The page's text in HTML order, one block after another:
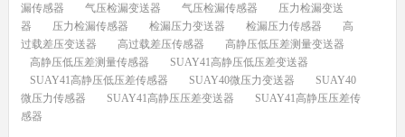
漏传感器
气压检漏变送器 气压检漏传感器
压力检漏变送
器
压力检漏传感器 检漏压力变送器 检漏压力传感器
高
过载差压变送器
高过载差压传感器
高静压低压差测量变送器
高静压低压差测量传感器
SUAY41高静压低压差变送器
SUAY41高静压低压差传感器
SUAY40微压力变送器
SUAY40
微压力传感器
SUAY41高静压压差变送器
SUAY41高静压压差传
感器